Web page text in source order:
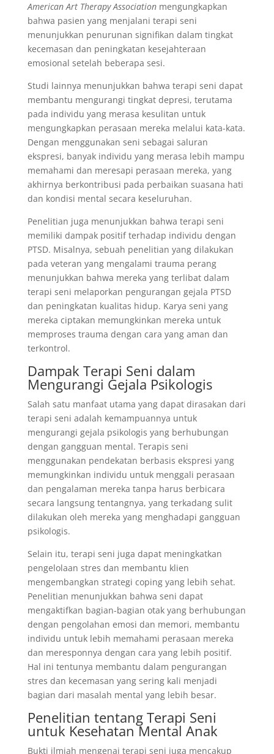
American Art Therapy Associationmengungkapkan
bahwa pasien yang menjalani terapi seni
menunjukkan penurunan signifikan dalam tingkat
kecemasan dan peningkatan kesejahteraan
emosional setelah beberapa sesi.
Studi lainnya menunjukkan bahwa terapi seni dapat
membantu mengurangi tingkat depresi, terutama
pada individu yang merasa kesulitan untuk
mengungkapkan perasaan mereka melalui kata-kata.
Dengan menggunakan seni sebagai saluran
ekspresi, banyak individu yang merasa lebih mampu
memahami dan meresapi perasaan mereka, yang
akhirnya berkontribusi pada perbaikan suasana hati
dan kondisi mental secara keseluruhan.
Penelitian juga menunjukkan bahwa terapi seni
memiliki dampak positif terhadap individu dengan
PTSD. Misalnya, sebuah penelitian yang dilakukan
pada veteran yang mengalami trauma perang
menunjukkan bahwa mereka yang terlibat dalam
terapi seni melaporkan pengurangan gejala PTSD
dan peningkatan kualitas hidup. Karya seni yang
mereka ciptakan memungkinkan mereka untuk
memproses trauma dengan cara yang aman dan
terkontrol.
Dampak Terapi Seni dalam
Mengurangi Gejala Psikologis
Salah satu manfaat utama yang dapat dirasakan dari
terapi seni adalah kemampuannya untuk
mengurangi gejala psikologis yang berhubungan
dengan gangguan mental. Terapis seni
menggunakan pendekatan berbasis ekspresi yang
memungkinkan individu untuk menggali perasaan
dan pengalaman mereka tanpa harus berbicara
secara langsung tentangnya, yang terkadang sulit
dilakukan oleh mereka yang menghadapi gangguan
psikologis.
Selain itu, terapi seni juga dapat meningkatkan
pengelolaan stres dan membantu klien
mengembangkan strategi coping yang lebih sehat.
Penelitian menunjukkan bahwa seni dapat
mengaktifkan bagian-bagian otak yang berhubungan
dengan pengolahan emosi dan memori, membantu
individu untuk lebih memahami perasaan mereka
dan meresponnya dengan cara yang lebih positif.
Hal ini tentunya membantu dalam pengurangan
stres dan kecemasan yang sering kali menjadi
bagian dari masalah mental yang lebih besar.
Penelitian tentang Terapi Seni
untuk Kesehatan Mental Anak
Bukti ilmiah mengenai terapi seni juga mencakup